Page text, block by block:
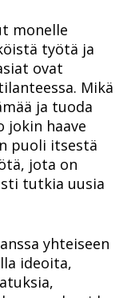
monelle
työtä ja
ovat
Mikä
ja tuoda
jokin haave
puoli itsestä
jota on
tutkia uusia
yhteiseen
ideoita,